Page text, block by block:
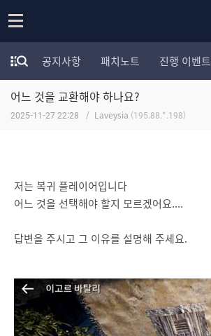
p
e
n
모
험
가
포
리
전
체
기
공지사항 패치노트 진행 이벤트
어느 것을 교환해야 하나요?
2025-11-27 22:28 Laveysia (195.88.*.198)
저는 복귀 플레이어입니다
어느 것을 선택해야 할지 모르겠어요....
답변을 주시고 그 이유를 설명해 주세요.